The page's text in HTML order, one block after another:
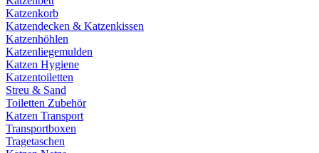
Katzenkorb
Katzendecken & Katzenkissen
Katzenhöhlen
Katzenliegemulden
Katzen Hygiene
Katzentoiletten
Streu & Sand
Toiletten Zubehör
Katzen Transport
Transportboxen
Tragetaschen